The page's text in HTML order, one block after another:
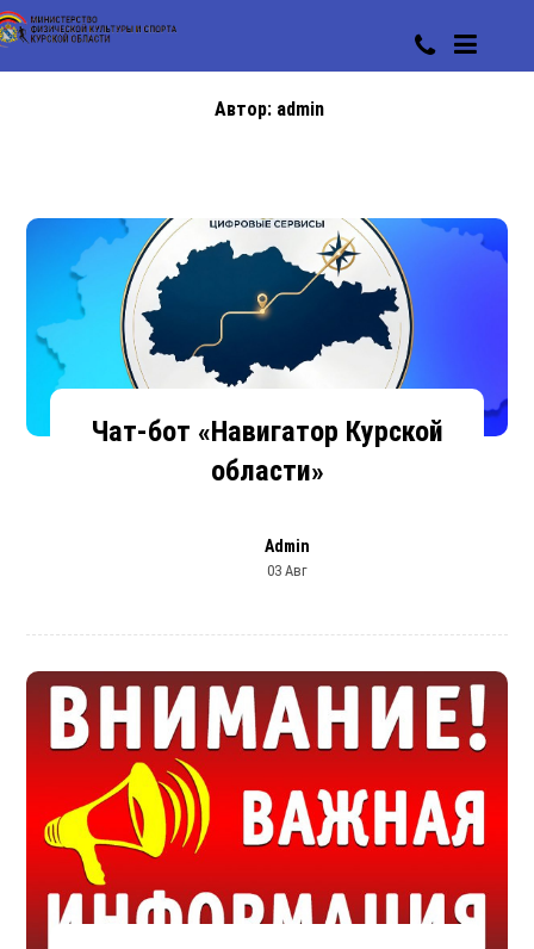
Автор: admin
Чат-бот «Навигатор Курской
области»
Admin
03 Авг